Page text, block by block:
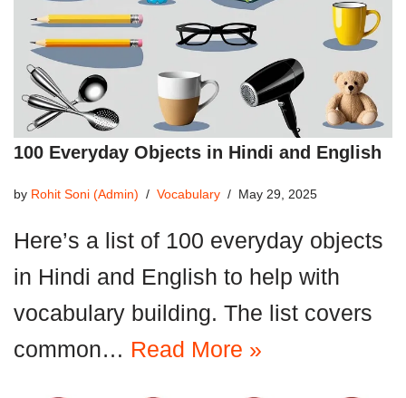
100 Everyday Objects in Hindi and English
by Rohit Soni (Admin) Vocabulary May 29, 2025
Here’s a list of 100 everyday objects
in Hindi and English to help with
vocabulary building. The list covers
common… Read More »